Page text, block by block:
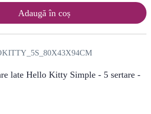
Adaugă în coș
late Hello Kitty Simple - 5 sertare -